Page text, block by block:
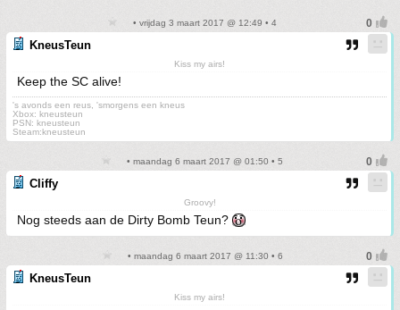
• vrijdag 3 maart 2017 @ 12:49 • 4
KneusTeun
Kiss my airs!
Keep the SC alive!
's avonds een reus, 'smorgens een kneus
Xbox: kneusteun
PSN: kneusteun
Steam:kneusteun
• maandag 6 maart 2017 @ 01:50 • 5
Cliffy
Groovy!
Nog steeds aan de Dirty Bomb Teun?
• maandag 6 maart 2017 @ 11:30 • 6
KneusTeun
Kiss my airs!